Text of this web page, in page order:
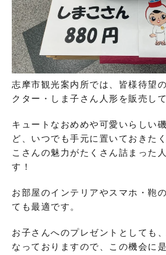
志摩市観光案内所では、皆様待望
クター・しま子さん人形を販売し
キュートなおめめや可愛いらしい
ど、いつでも手元に置いておきた
こさんの魅力がたくさん詰まった
す！
お部屋のインテリアやスマホ・鞄
ても最適です。
お子さんへのプレゼントとしても
なっておりますので、
この機会に